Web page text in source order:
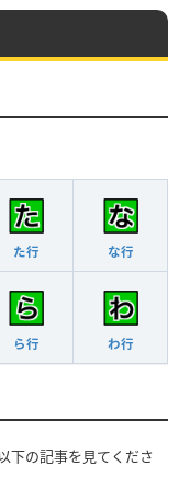
た行 な行
ら行 わ行
下の記事を見てくださ